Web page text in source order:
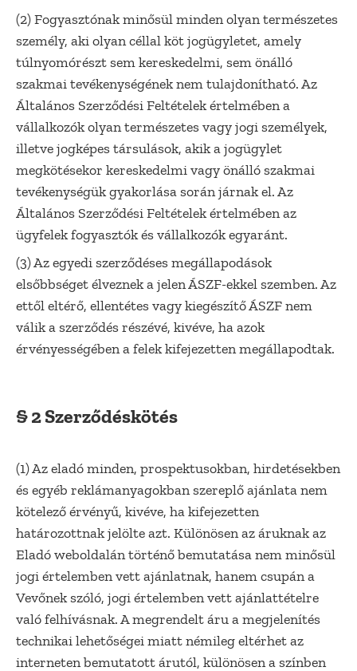
(2) Fogyasztónak minősül minden olyan természetes
személy, aki olyan céllal köt jogügyletet, amely
túlnyomórészt sem kereskedelmi, sem önálló
szakmai tevékenységének nem tulajdonítható. Az
Általános Szerződési Feltételek értelmében a
vállalkozók olyan természetes vagy jogi személyek,
illetve jogképes társulások, akik a jogügylet
megkötésekor kereskedelmi vagy önálló szakmai
tevékenységük gyakorlása során járnak el. Az
Általános Szerződési Feltételek értelmében az
ügyfelek fogyasztók és vállalkozók egyaránt.
(3) Az egyedi szerződéses megállapodások
elsőbbséget élveznek a jelen ÁSZF-ekkel szemben. Az
ettől eltérő, ellentétes vagy kiegészítő ÁSZF nem
válik a szerződés részévé, kivéve, ha azok
érvényességében a felek kifejezetten megállapodtak.
§ 2 Szerződéskötés
(1) Az eladó minden, prospektusokban, hirdetésekben
és egyéb reklámanyagokban szereplő ajánlata nem
kötelező érvényű, kivéve, ha kifejezetten
határozottnak jelölte azt. Különösen az áruknak az
Eladó weboldalán történő bemutatása nem minősül
jogi értelemben vett ajánlatnak, hanem csupán a
Vevőnek szóló, jogi értelemben vett ajánlattételre
való felhívásnak. A megrendelt áru a megjelenítés
technikai lehetőségei miatt némileg eltérhet az
interneten bemutatott árutól, különösen a színben